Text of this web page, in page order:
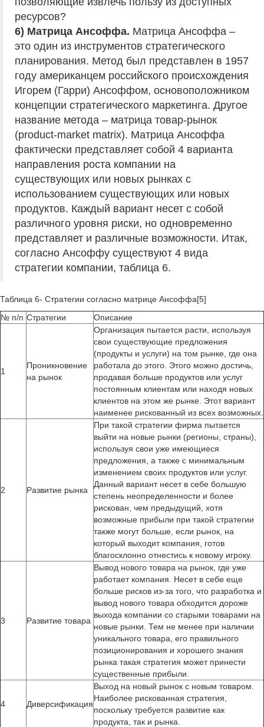
ресурсов?
6) Матрица Ансоффа. Матрица Ансоффа –
это один из инструментов стратегического
планирования. Метод был представлен в 1957
году американцем российского происхождения
Игорем (Гарри) Ансоффом, основоположником
концепции стратегического маркетинга. Другое
название метода – матрица товар-рынок
(product-market matrix). Матрица Ансоффа
фактически представляет собой 4 варианта
направления роста компании на
существующих или новых рынках с
использованием существующих или новых
продуктов. Каждый вариант несет с собой
различного уровня риски, но одновременно
представляет и различные возможности. Итак,
согласно Ансоффу существуют 4 вида
стратегии компании, таблица 6.
Таблица 6- Стратегии согласно матрице Ансоффа[5]
№ п/п Стратегии Описание
1
Проникновение
на рынок
Организация пытается расти, используя
свои существующие предложения
(продукты и услуги) на том рынке, где она
работала до этого. Этого можно достичь,
продавая больше продуктов или услуг
постоянным клиентам или находя новых
клиентов на этом же рынке. Этот вариант
наименее рискованный из всех возможных.
2 Развитие рынка
При такой стратегии фирма пытается
выйти на новые рынки (регионы, страны),
используя свои уже имеющиеся
предложения, а также с минимальным
изменением своих продуктов или услуг.
Данный вариант несет в себе большую
степень неопределенности и более
рискован, чем предыдущий, хотя
возможные прибыли при такой стратегии
также могут больше, если рынок, на
который выходит компания, готов
благосклонно отнестись к новому игроку.
3 Развитие товара
Вывод нового товара на рынок, где уже
работает компания. Несет в себе еще
больше рисков из-за того, что разработка и
вывод нового товара обходится дороже
выхода компании со старыми товарами на
новые рынки. Тем не менее при наличии
уникального товара, его правильного
позиционирования и хорошего знания
рынка такая стратегия может принести
существенные прибыли.
4 Диверсификация
Выход на новый рынок с новым товаром.
Наиболее рискованная стратегия,
поскольку требуется развитие как
продукта, так и рынка.